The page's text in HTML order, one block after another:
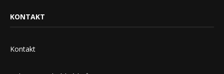
KONTAKT
Kontakt